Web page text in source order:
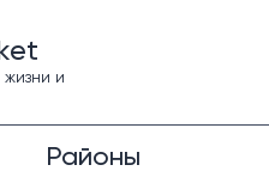
и
Районы